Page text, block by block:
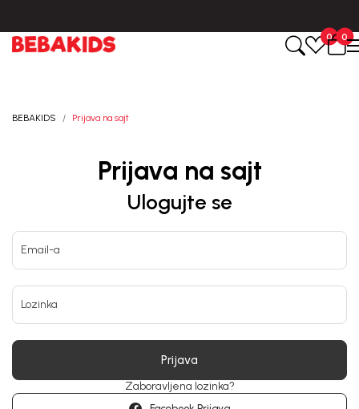
0
0
BEBAKIDS Prijava na sajt
Prijava na sajt
Ulogujte se
Email-a
Lozinka
Prijava
Zaboravljena lozinka?